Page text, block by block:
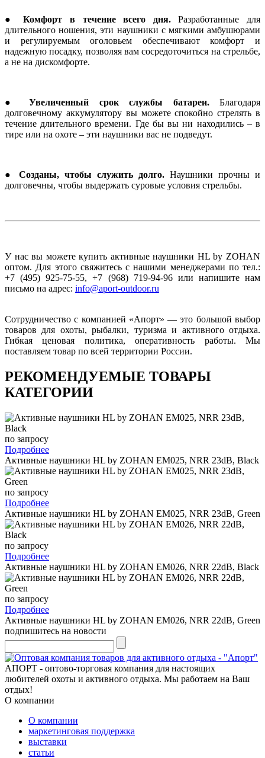
● Комфорт в течение всего дня.Разработанные для
длительного ношения, эти наушники с мягкими амбушюрами
и регулируемым оголовьем обеспечивают комфорт и
надежную посадку, позволяя вам сосредоточиться на стрельбе,
а не на дискомфорте.
● Увеличенный срок службы батареи.Благодаря
долговечному аккумулятору вы можете спокойно стрелять в
течение длительного времени. Где бы вы ни находились – в
тире или на охоте – эти наушники вас не подведут.
● Созданы, чтобы служить долго. Наушники прочны и
долговечны, чтобы выдержать суровые условия стрельбы.
У нас вы можете купить активные наушники HL by ZOHAN
оптом. Для этого свяжитесь с нашими менеджерами по тел.:
+7 (495) 925-75-55, +7 (968) 719-94-96 или напишите нам
письмо на адрес: info@aport-outdoor.ru
Сотрудничество с компанией «Апорт» — это большой выбор
товаров для охоты, рыбалки, туризма и активного отдыха.
Гибкая ценовая политика, оперативность работы. Мы
поставляем товар по всей территории России.
РЕКОМЕНДУЕМЫЕ ТОВАРЫ
КАТЕГОРИИ
по запросу
Подробнее
Активные наушники HL by ZOHAN EM025, NRR 23dB, Black
по запросу
Подробнее
Активные наушники HL by ZOHAN EM025, NRR 23dB, Green
по запросу
Подробнее
Активные наушники HL by ZOHAN EM026, NRR 22dB, Black
по запросу
Подробнее
Активные наушники HL by ZOHAN EM026, NRR 22dB, Green
подпишитесь на новости
АПОРТ - оптово-торговая компания для настоящих
любителей охоты и активного отдыха. Мы работаем на Ваш
отдых!
О компании
О компании
маркетинговая поддержка
выставки
статьи